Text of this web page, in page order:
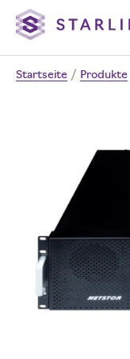
Startseite / Produkte